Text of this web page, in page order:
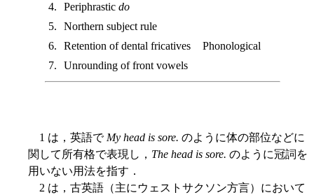
4.
Periphrastic do
5.
Northern subject rule
6.
Retention of dental fricatives
Phonological
7.
Unrounding of front vowels
1 は，英語でMy head is sore. のように体の部位などに
関して所有格で表現し， The head is sore. のように冠詞を
用いない用法を指す．
2 は，古英語（主にウェストサクソン方言）において